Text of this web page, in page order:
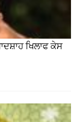
ਖਿਲਾਫ ਕੇਸ